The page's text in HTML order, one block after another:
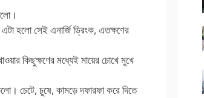
হলো সেই এনার্জি ড্রিংক, এতক্ষণের
কিছুক্ষণের মধ্যেই মায়ের চোখে মুখে
চেটে, চুষে, কামড়ে দফারফা করে দিতে